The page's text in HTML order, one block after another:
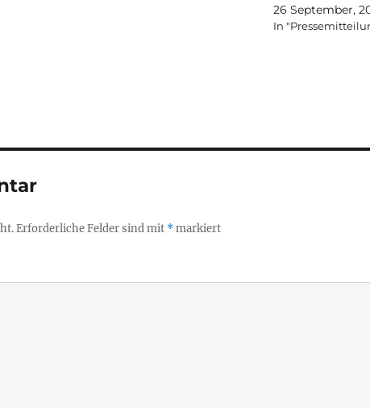
26 September,
In
Erforderliche Felder sind mit *markiert